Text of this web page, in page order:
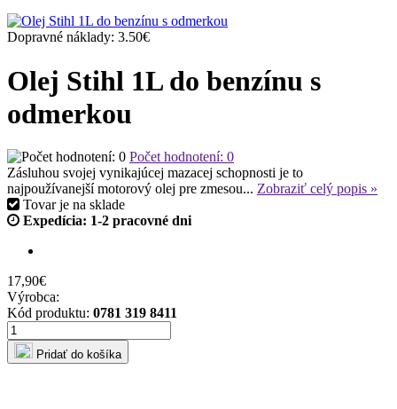
Dopravné náklady: 3.50€
Olej Stihl 1L do benzínu s
odmerkou
Počet hodnotení: 0
Zásluhou svojej vynikajúcej mazacej schopnosti je to
najpoužívanejší motorový olej pre zmesou... Zobraziť celý popis »
Tovar je na sklade
Expedícia: 1-2 pracovné dni
17,90€
Výrobca:
Kód produktu: 0781 319 8411
Pridať do košíka